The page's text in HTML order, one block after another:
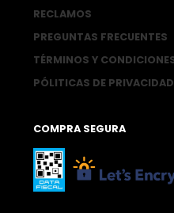
RECLAMOS
PREGUNTAS FRECUENTES
TÉRMINOS Y
PÓLITICAS DE PRIVACIDAD
COMPRA SEGURA